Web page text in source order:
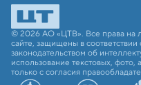
© 2026 АО «ЦТВ». Все права на
сайте, защищены в
законодательством об
использование текстовых,
только с согласия